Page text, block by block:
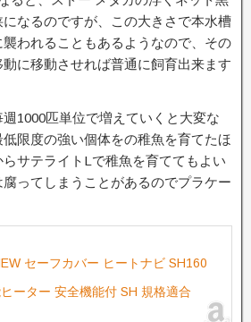
なるのですが、この大きさで本水槽
われることもあるようなので、その
に移動させれば普通に飼育出来ます
1000匹単位で増えていくと大変な
限度の強い個体をの稚魚を育てたほ
サテライトLで稚魚を育ててもよい
ってしまうことがあるのでプラケー
セーフカバー ヒートナビ SH160
ーター 安全機能付 SH 規格適合